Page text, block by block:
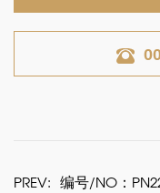
PREV: 编号/NO：